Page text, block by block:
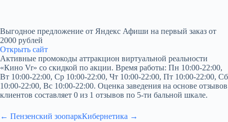
Выгодное предложение от Яндекс Афиши на первый заказ от
2000 рублей
Открыть сайт
Активные промокоды аттракцион виртуальной реальности
«Кино Vr» со скидкой по акции. Время работы: Пн 10:00-22:00,
Вт 10:00-22:00, Ср 10:00-22:00, Чт 10:00-22:00, Пт 10:00-22:00, Сб
10:00-22:00, Вс 10:00-22:00. Оценка заведения на основе отзывов
клиентов составляет 0 из 1 отзывов по 5-ти бальной шкале.
← Пензенский зоопаркКибернетика →